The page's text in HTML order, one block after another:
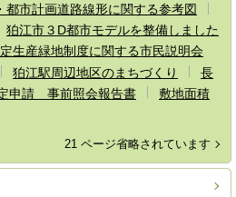
都市計画道路線形に関する参考図
狛江市３D都市モデルを整備しました
生産緑地制度に関する市民説明会
狛江駅周辺地区のまちづくり
長
申請 事前照会報告書
敷地面積
21 ページ省略されています